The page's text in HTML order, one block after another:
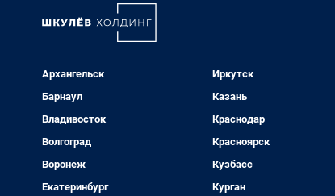
Архангельск
Барнаул
Владивосток
Волгоград
Воронеж
Екатеринбург
Иркутск
Казань
Краснодар
Красноярск
Кузбасс
Курган